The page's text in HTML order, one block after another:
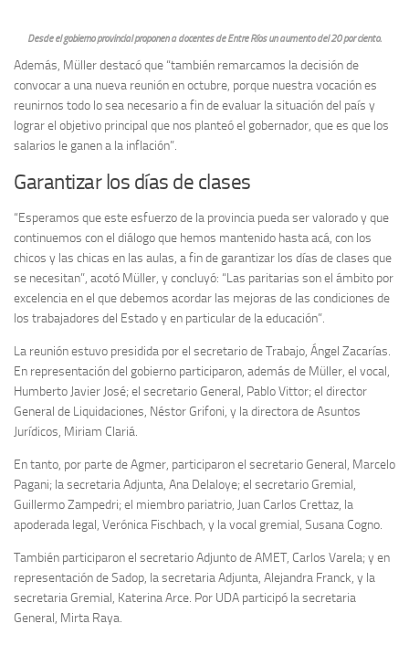
Desde el gobierno provincial proponen a docentes de Entre Ríos un aumento del 20 por ciento.
Además, Müller destacó que “también remarcamos la decisión de
convocar a una nueva reunión en octubre, porque nuestra vocación es
reunirnos todo lo sea necesario a fin de evaluar la situación del país y
lograr el objetivo principal que nos planteó el gobernador, que es que los
salarios le ganen a la inflación”.
Garantizar los días de clases
“Esperamos que este esfuerzo de la provincia pueda ser valorado y que
continuemos con el diálogo que hemos mantenido hasta acá, con los
chicos y las chicas en las aulas, a fin de garantizar los días de clases que
se necesitan”, acotó Müller, y concluyó: “Las paritarias son el ámbito por
excelencia en el que debemos acordar las mejoras de las condiciones de
los trabajadores del Estado y en particular de la educación”.
La reunión estuvo presidida por el secretario de Trabajo, Ángel Zacarías.
En representación del gobierno participaron, además de Müller, el vocal,
Humberto Javier José; el secretario General, Pablo Vittor; el director
General de Liquidaciones, Néstor Grifoni, y la directora de Asuntos
Jurídicos, Miriam Clariá.
En tanto, por parte de Agmer, participaron el secretario General, Marcelo
Pagani; la secretaria Adjunta, Ana Delaloye; el secretario Gremial,
Guillermo Zampedri; el miembro pariatrio, Juan Carlos Crettaz, la
apoderada legal, Verónica Fischbach, y la vocal gremial, Susana Cogno.
También participaron el secretario Adjunto de AMET, Carlos Varela; y en
representación de Sadop, la secretaria Adjunta, Alejandra Franck, y la
secretaria Gremial, Katerina Arce. Por UDA participó la secretaria
General, Mirta Raya.